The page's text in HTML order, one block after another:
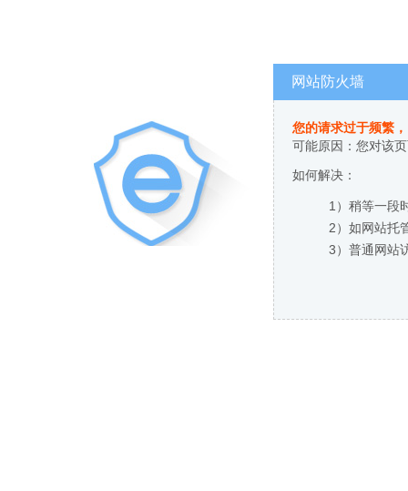
网站防火墙
您的请求过于频繁
可能原因：您对该
如何解决：
1）稍等一段
2）如网站托
3）普通网站